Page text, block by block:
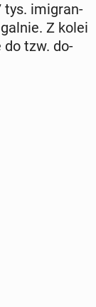
tys. imi­gran­
Z kolei
do tzw. do­